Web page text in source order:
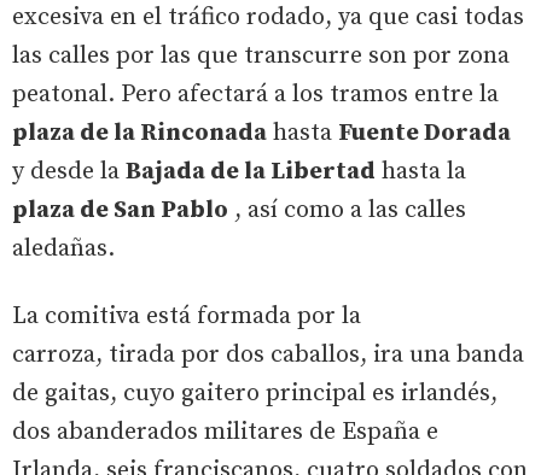
excesiva en el tráfico rodado, ya que casi todas
las calles por las que transcurre son por zona
peatonal. Pero afectará a los tramos entre la
plaza de la Rinconada hasta Fuente Dorada
y desde la Bajada de la Libertad hasta la
plaza de San Pablo , así como a las calles
aledañas.
La comitiva está formada por la
carroza, tirada por dos caballos, ira una banda
de gaitas, cuyo gaitero principal es irlandés,
dos abanderados militares de España e